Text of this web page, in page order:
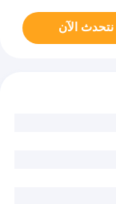
نتحدث الآن